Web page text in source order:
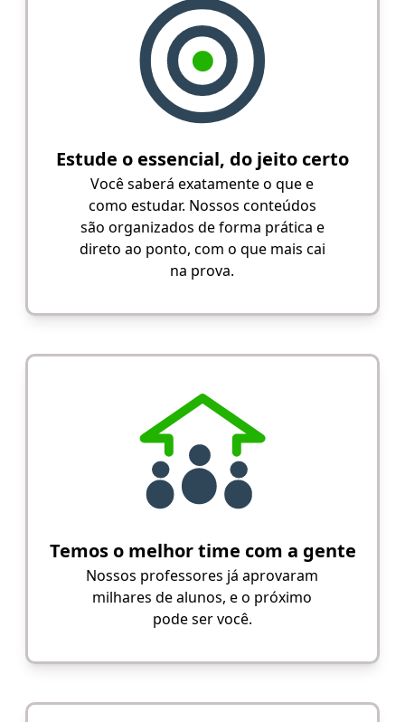
Estude o essencial, do jeito certo
Você saberá exatamente o que e
como estudar. Nossos conteúdos
são organizados de forma prática e
direto ao ponto, com o que mais cai
na prova.
Temos o melhor time com a gente
Nossos professores já aprovaram
milhares de alunos, e o próximo
pode ser você.